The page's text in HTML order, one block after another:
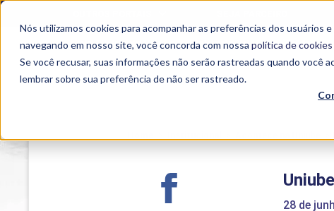
Nós utilizamos cookies para acompanhar as preferências dos usuários
navegando em nosso site, você concorda com nossa política de cookies
Se você recusar, suas informações não serão rastreadas quando você
lembrar sobre sua preferência de não ser rastreado.
SEMIPRESENCIAL PRESENCIAL EAD
28 de